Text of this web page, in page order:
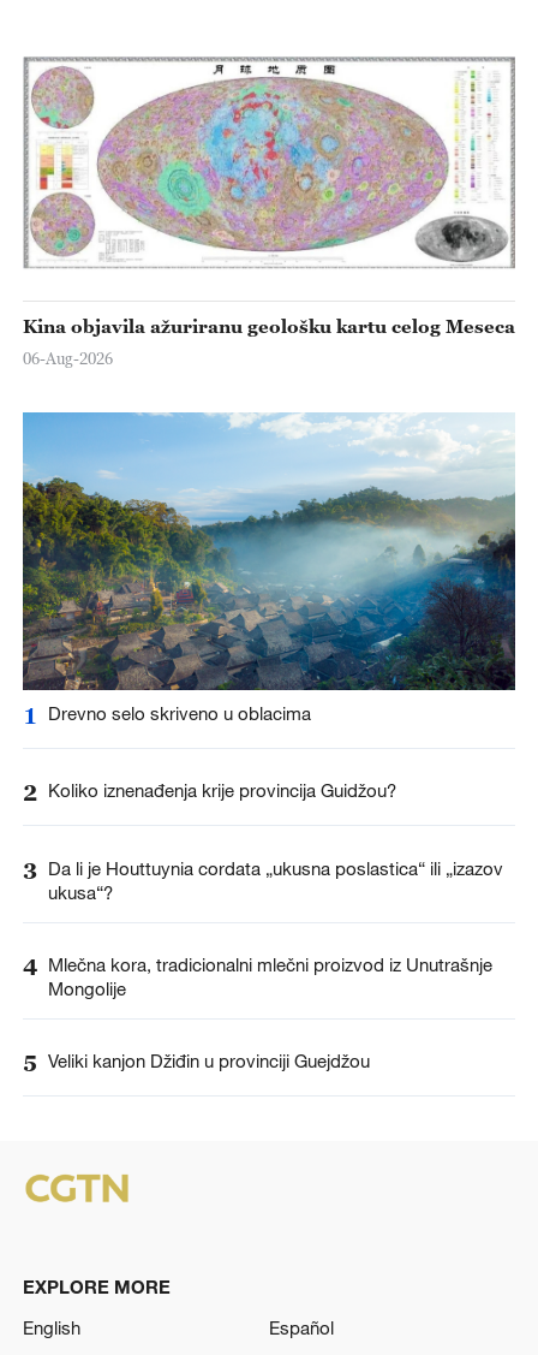
Kina objavila ažuriranu geološku kartu celog Meseca
06-Aug-2026
1 Drevno selo skriveno u oblacima
2 Koliko iznenađenja krije provincija Guidžou?
3 Da li je Houttuynia cordata „ukusna poslastica“ ili „izazov
ukusa“?
4 Mlečna kora, tradicionalni mlečni proizvod iz Unutrašnje
Mongolije
5 Veliki kanjon Džiđin u provinciji Guejdžou
EXPLORE MORE
English
Español